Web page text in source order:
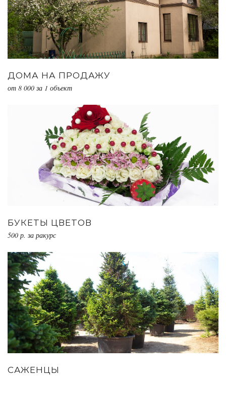
ДОМА НА ПРОДАЖУ
от 8 000 за 1 объект
БУКЕТЫ ЦВЕТОВ
500 р. за ракурс
САЖЕНЦЫ